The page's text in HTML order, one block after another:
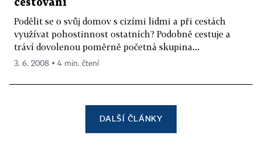
cestování
Podělit se o svůj domov s cizími lidmi a při cestách
využívat pohostinnost ostatních? Podobně cestuje a
tráví dovolenou poměrně početná skupina...
3. 6. 2008 ▪ 4 min. čtení
DALŠÍ ČLÁNKY